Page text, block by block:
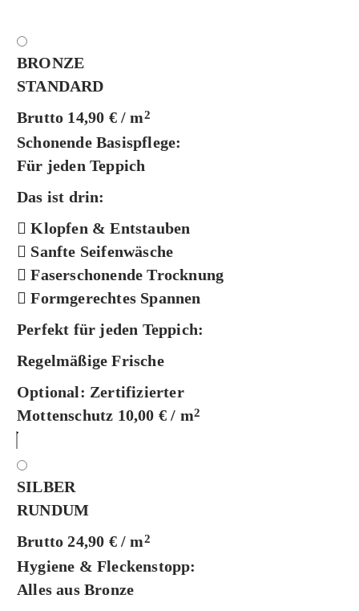
BRONZE
STANDARD
Brutto 14,90 € / m2
Schonende Basispflege:
Für jeden Teppich
Das ist drin:
Klopfen & Entstauben
Sanfte Seifenwäsche
Faserschonende Trocknung
Formgerechtes Spannen
Perfekt für jeden Teppich:
Regelmäßige Frische
Optional: Zertifizierter
Mottenschutz 10,00 € / m2
SILBER
RUNDUM
Brutto 24,90 € / m2
Hygiene & Fleckenstopp:
Alles aus Bronze